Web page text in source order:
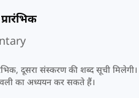
दूसरा संस्करण की शब्द सूची
का अध्ययन कर सकते हैं।